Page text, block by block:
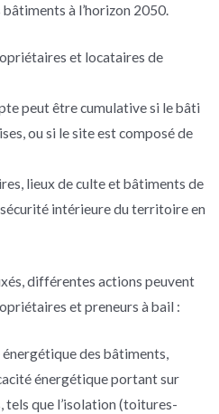
bâtiments à l’horizon 2050.
et locataires de
peut être cumulative si le bâti
ou si le site est composé de
lieux de culte et bâtiments de
intérieure du territoire en
différentes actions peuvent
et preneurs à bail :
des bâtiments,
énergétique portant sur
tels que l’isolation (toitures-